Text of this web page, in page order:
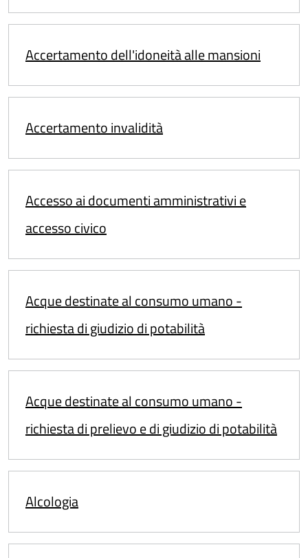
Accertamento dell'idoneità alle mansioni
Accertamento invalidità
Accesso ai documenti amministrativi e
accesso civico
Acque destinate al consumo umano -
richiesta di giudizio di potabilità
Acque destinate al consumo umano -
richiesta di prelievo e di giudizio di potabilità
Alcologia